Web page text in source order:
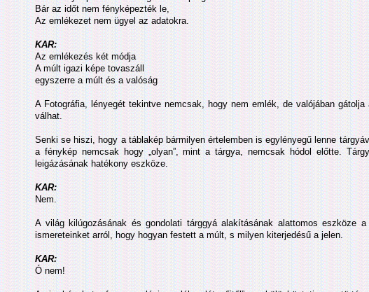
Bár az időt nem fényképezték le,
Az emlékezet nem ügyel az adatokra.
KAR:
Az emlékezés két módja
A múlt igazi képe tovaszáll
egyszerre a múlt és a valóság
A Fotográfia, lényegét tekintve nemcsak, hogy nem emlék, de valójában
válhat.
Senki se hiszi, hogy a táblakép bármilyen értelemben is egylényegű lenne
a fénykép nemcsak hogy „olyan”, mint a tárgya, nemcsak hódol előtte.
leigázásának hatékony eszköze.
KAR:
Nem.
A világ kilúgozásának és gondolati tárggyá alakításának alattomos eszköze
ismereteinket arról, hogy hogyan festett a múlt, s milyen kiterjedésű a jelen.
KAR:
Ó nem!